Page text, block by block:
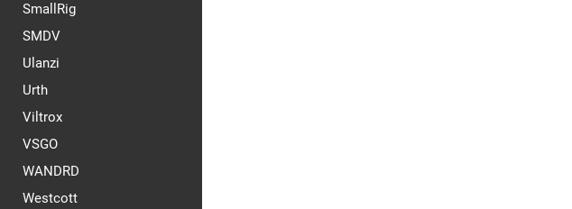
SmallRig
SMDV
Ulanzi
Urth
Viltrox
VSGO
WANDRD
Westcott